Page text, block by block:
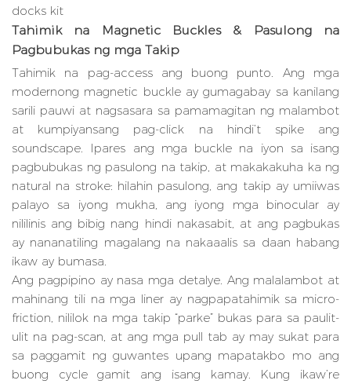
Tahimik na Magnetic Buckles & Pasulong na
Pagbubukas ng mga Takip
Tahimik na pag-access ang buong punto. Ang mga
modernong magnetic buckle ay gumagabay sa kanilang
sarili pauwi at nagsasara sa pamamagitan ng malambot
at kumpiyansang pag-click na hindi’t spike ang
soundscape. Ipares ang mga buckle na iyon sa isang
pagbubukas ng pasulong na takip, at makakakuha ka ng
natural na stroke: hilahin pasulong, ang takip ay umiiwas
palayo sa iyong mukha, ang iyong mga binocular ay
nililinis ang bibig nang hindi nakasabit, at ang pagbukas
ay nananatiling magalang na nakaaalis sa daan habang
ikaw ay bumasa.
Ang pagpipino ay nasa mga detalye. Ang malalambot at
mahinang tili na mga liner ay nagpapatahimik sa micro-
friction, nililok na mga takip “parke” bukas para sa paulit-
ulit na pag-scan, at ang mga pull tab ay may sukat para
sa paggamit ng guwantes upang mapatakbo mo ang
buong cycle gamit ang isang kamay. Kung ikaw’re